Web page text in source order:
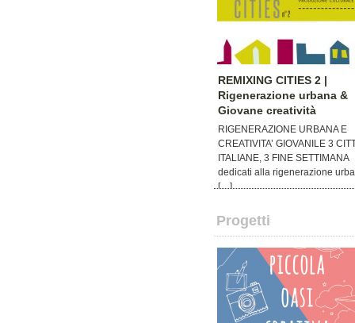
REMIXING CITIES 2 |
Rigenerazione urbana &
Giovane creatività
RIGENERAZIONE URBANA E
CREATIVITA’ GIOVANILE 3
ITALIANE, 3 FINE SETTIMANA
dedicati alla rigenerazione
[…]
Progetti